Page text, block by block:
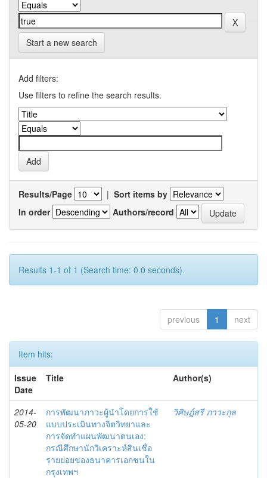
Start a new search
Add filters:
Use filters to refine the search results.
Results/Page | Sort items by
In order
Authors/record
Results 1-1 of 1 (Search time: 0.0 seconds).
previous 1 next
Item hits:
Issue
Date
Title Author(s)
2014-
05-20
การพัฒนาภาวะผู้นำโดยการใช้
แบบประเมินทางจิตวิทยาและ
การจัดทำแผนพัฒนาตนเอง:
กรณีศึกษานักวิเคราะห์สินเชื่อ
รายย่อยของธนาคารเอกชนใน
กรุงเทพฯ
วิศิษฎ์สรี ภาวะกุล